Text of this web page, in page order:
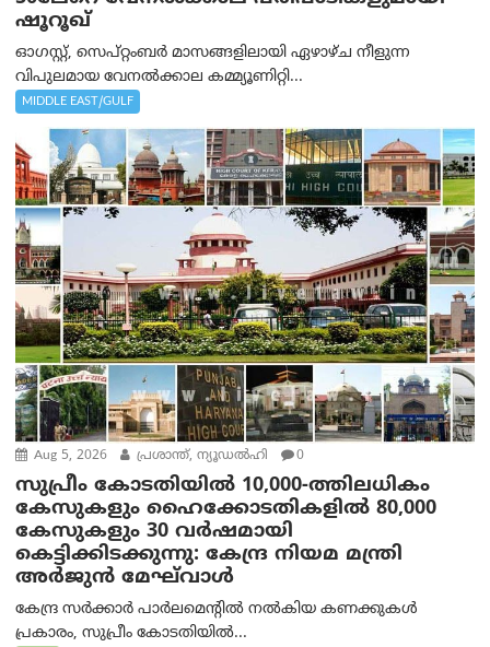
ഷൂറൂഖ്
ഓഗസ്റ്റ്, സെപ്റ്റംബർ മാസങ്ങളിലായി ഏഴാഴ്ച നീളുന്ന
വിപുലമായ വേനൽക്കാല കമ്മ്യൂണിറ്റി...
MIDDLE EAST/GULF
Aug 5, 2026 പ്രശാന്ത്, ന്യൂഡല്‍ഹി 0
സുപ്രീം കോടതിയിൽ 10,000-ത്തിലധികം
കേസുകളും ഹൈക്കോടതികളിൽ 80,000
കേസുകളും 30 വർഷമായി
കെട്ടിക്കിടക്കുന്നു: കേന്ദ്ര നിയമ മന്ത്രി
അര്‍ജുന്‍ മേഘ്‌വാള്‍
കേന്ദ്ര സർക്കാർ പാർലമെന്റിൽ നൽകിയ കണക്കുകൾ
പ്രകാരം, സുപ്രീം കോടതിയിൽ...